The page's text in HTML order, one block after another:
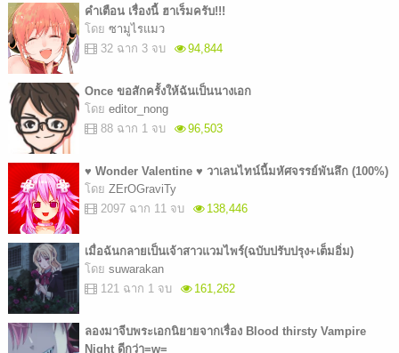
คำเตือน เรื่องนี้ ฮาเร็มครับ!!!
โดย ซามูไรแมว
32 ฉาก 3 จบ
94,844
Once ขอสักครั้งให้ฉันเป็นนางเอก
โดย editor_nong
88 ฉาก 1 จบ
96,503
♥ Wonder Valentine ♥ วาเลนไทน์นี้มหัศจรรย์พันลึก (100%)
โดย ZErOGraviTy
2097 ฉาก 11 จบ
138,446
เมื่อฉันกลายเป็นเจ้าสาวแวมไพร์(ฉบับปรับปรุง+เต็มอิ่ม)
โดย suwarakan
121 ฉาก 1 จบ
161,262
ลองมาจีบพระเอกนิยายจากเรื่อง Blood thirsty Vampire
Night ดีกว่า=w=